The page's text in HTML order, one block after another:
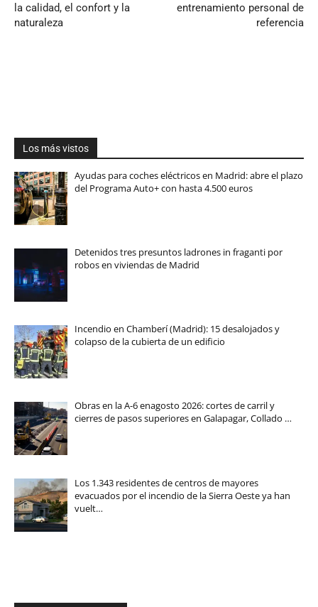
la calidad, el confort y la
naturaleza
entrenamiento personal de
referencia
Los más vistos
Ayudas para coches eléctricos en Madrid: abre el plazo
del Programa Auto+ con hasta 4.500 euros
Detenidos tres presuntos ladrones in fraganti por
robos en viviendas de Madrid
Incendio en Chamberí (Madrid): 15 desalojados y
colapso de la cubierta de un edificio
Obras en la A-6 enagosto 2026: cortes de carril y
cierres de pasos superiores en Galapagar, Collado …
Los 1.343 residentes de centros de mayores
evacuados por el incendio de la Sierra Oeste ya han
vuelt…